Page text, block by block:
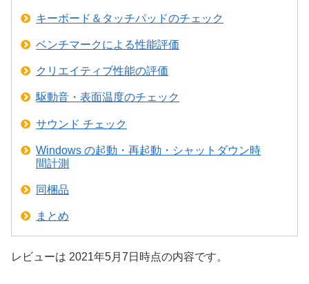
キーボード＆タッチパッドのチェック
ベンチマークによる性能評価
クリエイティブ性能の評価
駆動音・表面温度のチェック
サウンド チェック
Windows の起動・再起動・シャットダウン時
間計測
同梱品
まとめ
レビューは 2021年5月7日時点の内容です。